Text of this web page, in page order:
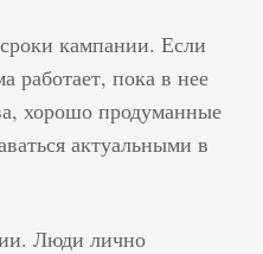
достаточно просто,
конкуренция
на низком
то сегодня
стал
кампании. Если
работает, пока в нее
хорошо продуманные
актуальными в
Люди лично